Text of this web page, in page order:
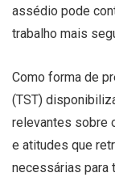
assédio pode
trabalho mais
Como forma de
(TST)
relevantes sobre
e atitudes que
necessárias para